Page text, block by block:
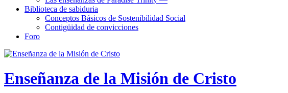
Biblioteca de sabiduria
Conceptos Básicos de Sostenibilidad Social
Contigüidad de convicciones
Foro
Enseñanza de la Misión de Cristo